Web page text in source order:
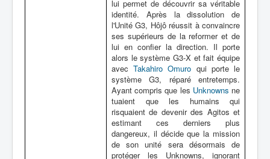
lui permet de découvrir sa véritable
identité. Après la dissolution de
l'Unité G3, Hôjô réussit à convaincre
ses supérieurs de la reformer et de
lui en confier la direction. Il porte
alors le système G3-X et fait équipe
avecTakahiro Omuro qui porte le
système G3, réparé entretemps.
Ayant compris que les Unknowns ne
tuaient que les humains qui
risquaient de devenir des Agitos et
estimant ces derniers plus
dangereux, il décide que la mission
de son unité sera désormais de
protéger les Unknowns, ignorant